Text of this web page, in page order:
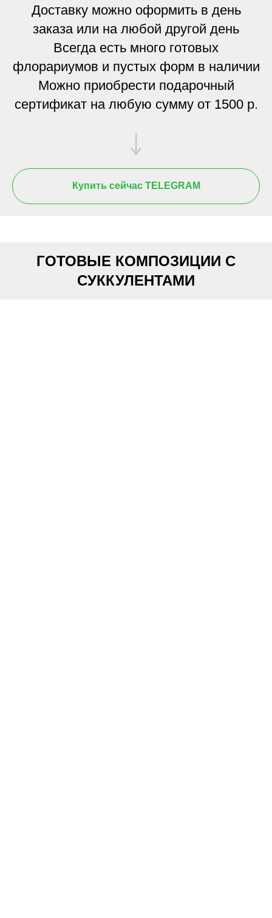
Доставку можно оформить в день
заказа или на любой другой день
Всегда есть много готовых
флорариумов и пустых форм в наличии
Можно приобрести подарочный
сертификат на любую сумму от 1500 р.
Купить сейчас TELEGRAM
ГОТОВЫЕ КОМПОЗИЦИИ С
СУККУЛЕНТАМИ